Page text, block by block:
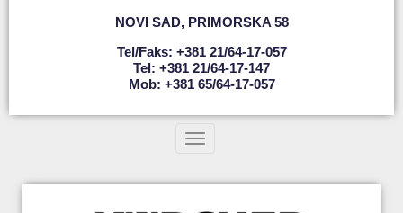
NOVI SAD, PRIMORSKA 58
Tel/faks: +381 21/64-17-057
Tel: +381 21/64-17-147
Mob: +381 65/64-17-057
Toggle navigation